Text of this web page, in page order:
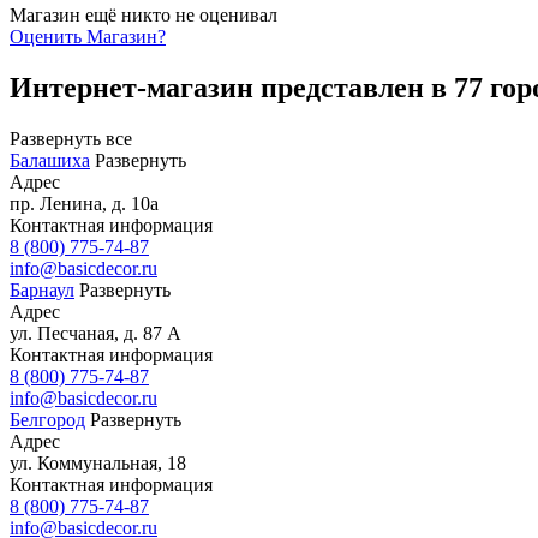
Магазин ещё никто не оценивал
Оценить Магазин?
Интернет-магазин представлен в 77
Развернуть все
Балашиха Развернуть
Адрес
пр. Ленина, д. 10а
Контактная информация
8 (800) 775-74-87
info@basicdecor.ru
Барнаул Развернуть
Адрес
ул. Песчаная, д. 87 А
Контактная информация
8 (800) 775-74-87
info@basicdecor.ru
Белгород Развернуть
Адрес
ул. Коммунальная, 18
Контактная информация
8 (800) 775-74-87
info@basicdecor.ru